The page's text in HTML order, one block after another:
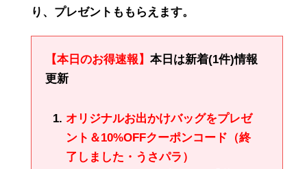
り、プレゼントももらえます。
【本日のお得速報】 本日は新着(1件)情報
更新
オリジナルお出かけバッグをプレゼ
ント＆10%OFFクーポンコード（終
了しました・うさパラ）